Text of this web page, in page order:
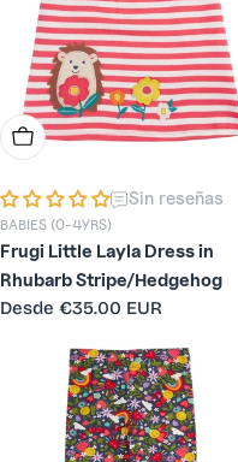
Elige Opciones
Sin reseñas
BABIES (0-4YRS)
Frugi Little Layla Dress in
Rhubarb Stripe/Hedgehog
Precio
Desde €35.00 EUR